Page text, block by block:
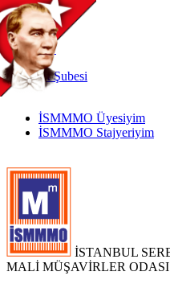
TR
|
EN
İnternetŞubesi
İSMMMO Üyesiyim
İSMMMO Stajyeriyim
İSTANBUL
MALİ MÜŞAVİRLER ODASI